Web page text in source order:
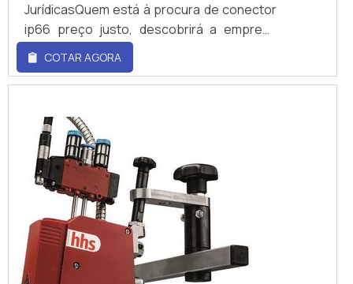
JurídicasQuem está à procura de conector
ip66 preço justo, descobrirá a empresa
líder do mercado. Realizando uma cotação
no marketplace Soluções Industriais e
conhecendo a melhor referência em
conector ip66 preço, com a melhor mão de
obra da WRoma receberá precisão com
pagamento acessível.ALGUNS DETALHES
SOBRE CONECTOR IP66 PREÇOHá muitas
maneiras eficientes de dem...
COTAR AGORA